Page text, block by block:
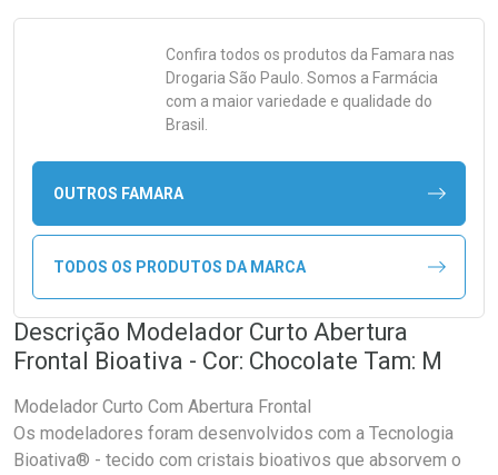
Confira todos os produtos da Famara nas
Drogaria São Paulo. Somos a Farmácia
com a maior variedade e qualidade do
Brasil.
OUTROS FAMARA
TODOS OS PRODUTOS DA MARCA
Descrição Modelador Curto Abertura
Frontal Bioativa - Cor: Chocolate Tam: M
Modelador Curto Com Abertura Frontal
Os modeladores foram desenvolvidos com a Tecnologia
Bioativa® - tecido com cristais bioativos que absorvem o